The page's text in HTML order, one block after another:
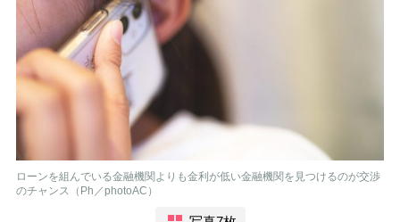
ローンを組んでいる金融機関よりも金利が低い金融機関を見つけるのが交渉
のチャンス（Ph／photoAC）